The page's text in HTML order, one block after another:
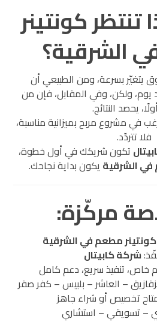
تنتظر كونتينر
الشرقية؟
يتغيّر بسرعة، ومن الطبيعي أن
يوم، ولكن، وفي المقابل، فإن من
يحصد النتائج.
في مشروع مربح بميزانية مناسبة،
فلا تتردّد.
تكون شريكك في أول خطوة،
فيالشرقية يكون بداية نجاحك.
مركّزة:
كونتينر مطعم في الشرقية
شركة كابيتال
خاص، تنفيذ سريع، دعم كامل
– العاشر – بلبيس – كفر صقر
تخصيص أو شراء جاهز
– تسويقي – استشاري